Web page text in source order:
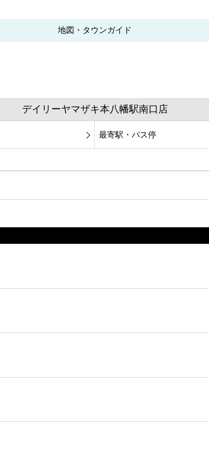
地図・タウンガイド
デイリーヤマザキ本八幡駅南口店
最寄駅・バス停